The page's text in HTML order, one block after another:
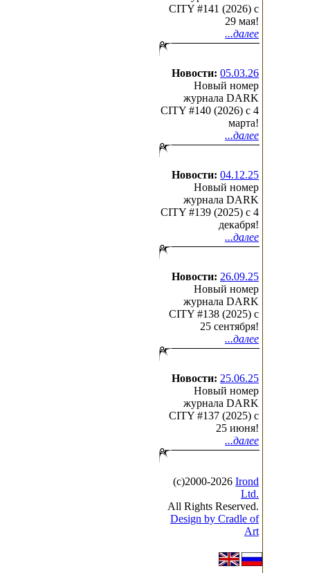
CITY #141 (2026) c
29 мая!
...далее
Новости: 05.03.26
Новый номер
журнала DARK
CITY #140 (2026) c 4
марта!
...далее
Новости: 04.12.25
Новый номер
журнала DARK
CITY #139 (2025) c 4
декабря!
...далее
Новости: 26.09.25
Новый номер
журнала DARK
CITY #138 (2025) c
25 сентября!
...далее
Новости: 25.06.25
Новый номер
журнала DARK
CITY #137 (2025) c
25 июня!
...далее
(с)2000-2026 Irond
Ltd.
All Rights Reserved.
Design by Cradle of
Art